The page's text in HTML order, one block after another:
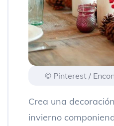
© Pinterest /
Crea una
invierno